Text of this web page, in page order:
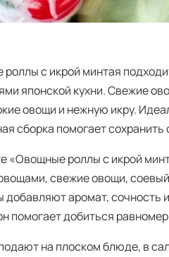
с икрой минтая
японской кухни. Свежие
овощи и нежную икру.
сборка помогает
«Овощные роллы с икрой
свежие овощи,
добавляют аромат, сочность
помогает добиться
на плоском блюде, в